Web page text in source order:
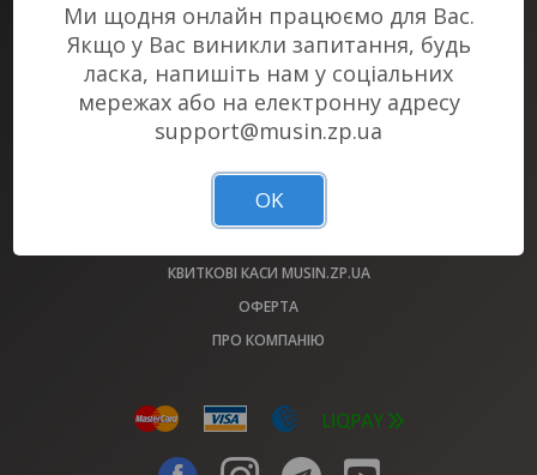
КВИТКОВИЙ СЕРВІС #1 В ЗАПОРІЖЖІ
КВИТКИ НА ВСІ ЗАХОДИ МІСТА У НАС!
АФІША
МАЙДАНЧИКИ
ОБМІН КВИТКІВ 2022 РОКУ
КВИТКОВІ КАСИ MUSIN.ZP.UA
ОФЕРТА
ПРО КОМПАНІЮ
Ми щодня онлайн працюємо для Вас.
Якщо у Вас виникли запитання, будь
ласка, напишіть нам у соціальних
мережах або на електронну адресу
support@musin.zp.ua
OK